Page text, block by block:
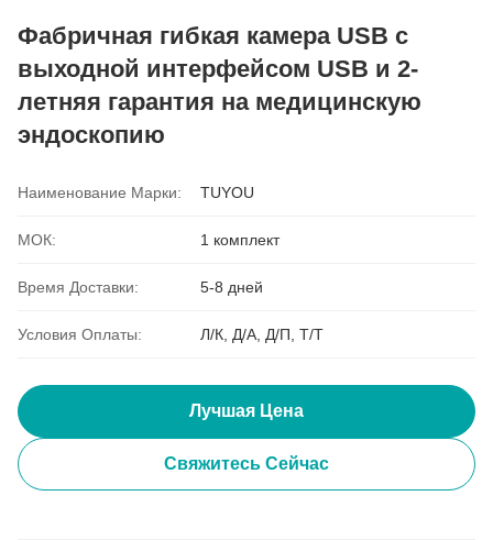
Фабричная гибкая камера USB с
выходной интерфейсом USB и 2-
летняя гарантия на медицинскую
эндоскопию
Наименование Марки: TUYOU
МОК: 1 комплект
Время Доставки: 5-8 дней
Условия Оплаты: Л/К, Д/А, Д/П, Т/Т
Лучшая Цена
Свяжитесь Сейчас